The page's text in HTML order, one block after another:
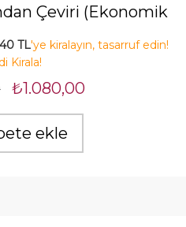
Çeviri (Ekonomik
TL'ye kiralayın, tasarruf edin!
Kirala!
₺1.080,00
ekle